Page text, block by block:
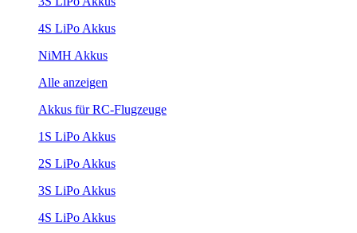
4S LiPo Akkus
NiMH Akkus
Alle anzeigen
Akkus für RC-Flugzeuge
1S LiPo Akkus
2S LiPo Akkus
3S LiPo Akkus
4S LiPo Akkus